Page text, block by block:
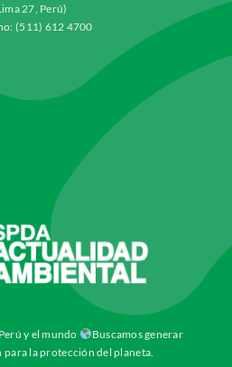
27, Perú)
(511) 612 4700
y el mundo
Buscamos generar
la protección del planeta.